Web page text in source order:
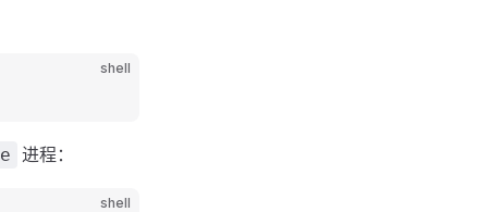
shell
进程：
shell